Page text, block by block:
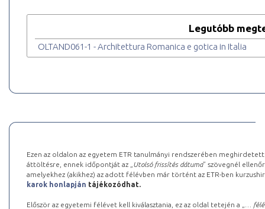
Legutóbb
OLTAND061-1 - Architettura Romanica e gotica in Italia
Ezen az oldalon az egyetem ETR tanulmányi rendszerében
áttöltésre, ennek időpontját az „ Utolsó frissítés dátuma” szövegnél
amelyekhez (akikhez) az adott félévben már történt az ETR-ben
karok honlapján tájékozódhat.
Először az egyetemi félévet kell kiválasztania, ez az oldal tetején a „
…